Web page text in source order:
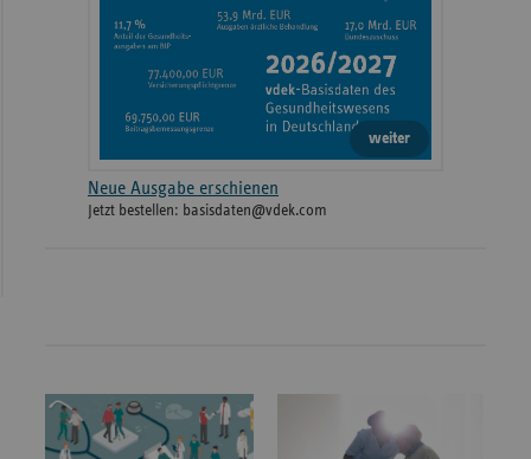
weiter
Neue Ausgabe erschienen
Jetzt bestellen: basisdaten@vdek.com